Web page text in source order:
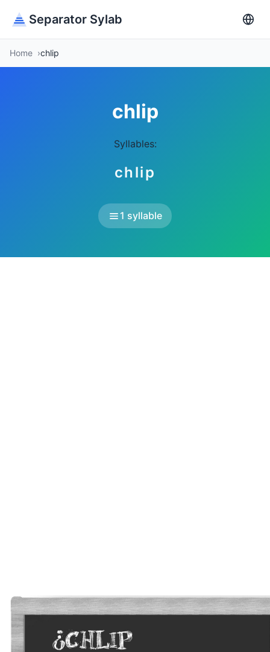
Separator Sylab
Home chlip
chlip
Syllables:
chlip
1 syllable